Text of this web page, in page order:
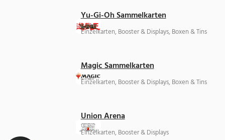
Yu-Gi-Oh Sammelkarten
Einzelkarten, Booster & Displays, Boxen & Tins
Magic Sammelkarten
Einzelkarten, Booster & Displays, Boxen & Tins
Union Arena
Einzelkarten, Booster & Displays